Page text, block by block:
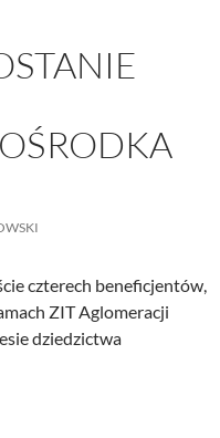
czterech beneficjentów,
ZIT Aglomeracji
dziedzictwa
pieniądze na